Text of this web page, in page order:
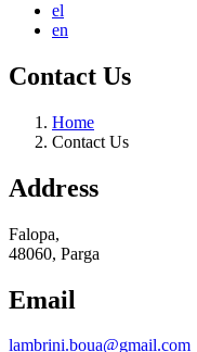
el
en
Contact Us
Home
Contact Us
Address
Falopa,
48060, Parga
Email
lambrini.boua@gmail.com